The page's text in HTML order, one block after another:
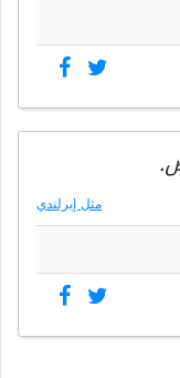
مثل إيرلندي